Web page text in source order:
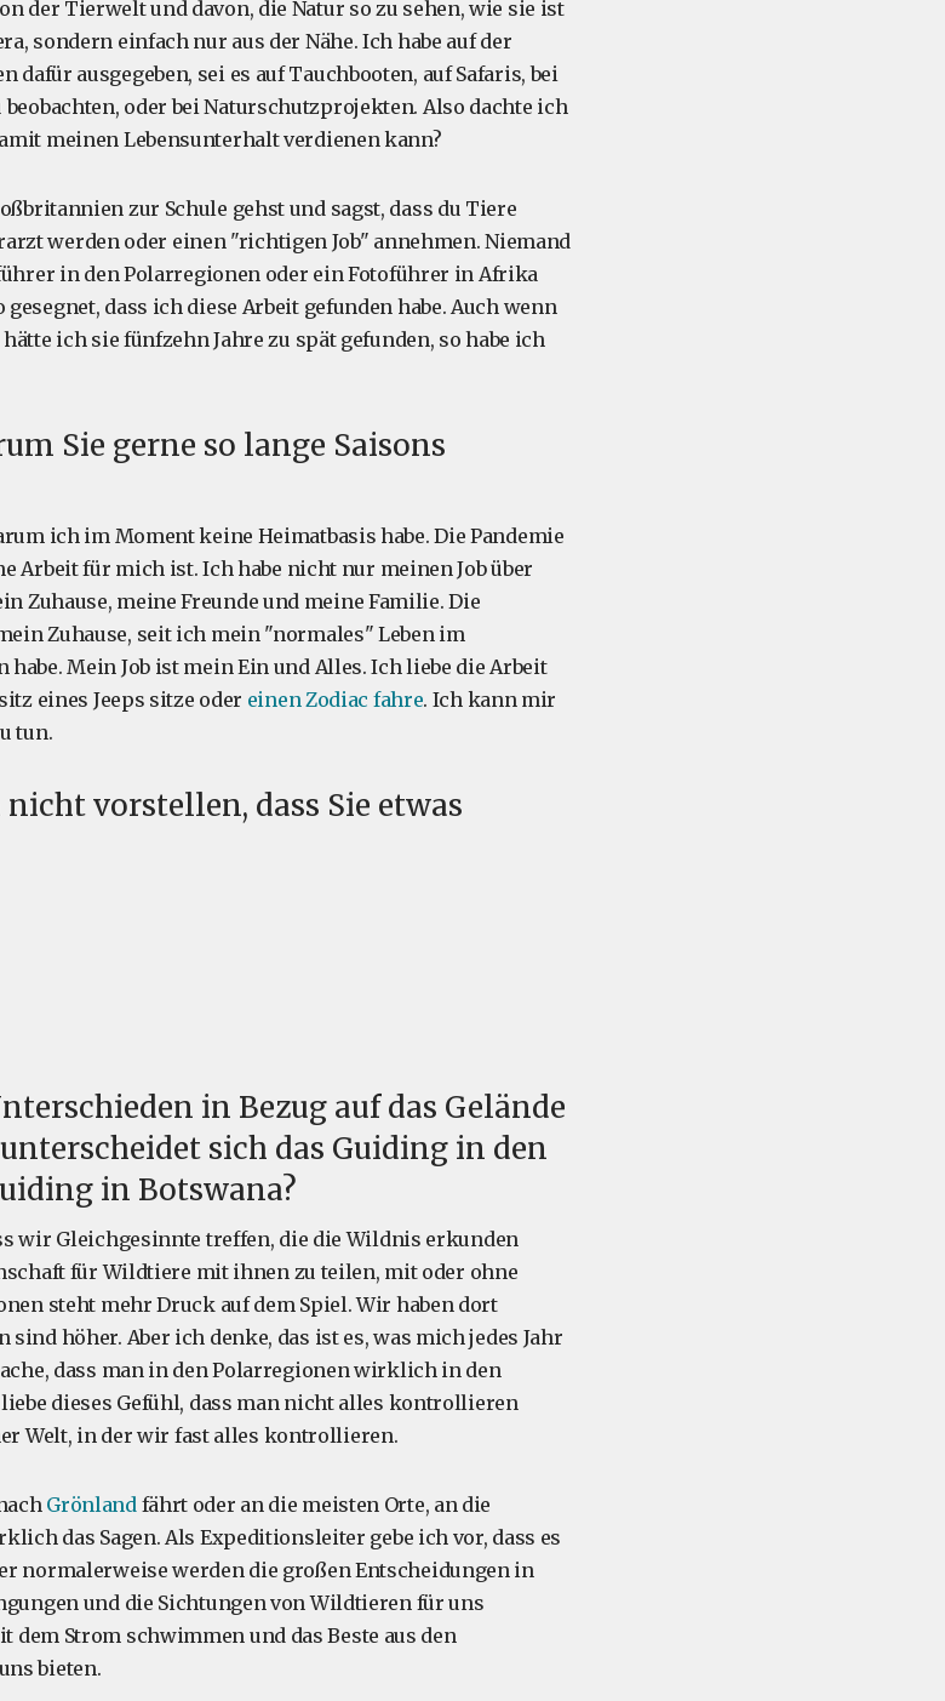
der Tierwelt und davon, die Natur so zu sehen, wie sie ist
sondern einfach nur aus der Nähe. Ich habe auf der
dafür ausgegeben, sei es auf Tauchbooten, auf Safaris, bei
oder bei Naturschutzprojekten. Also dachte ich
meinen Lebensunterhalt verdienen kann?
zur Schule gehst und sagst, dass du Tiere
werden oder einen "richtigen Job" annehmen. Niemand
in den Polarregionen oder ein Fotoführer in Afrika
dass ich diese Arbeit gefunden habe. Auch wenn
ich sie fünfzehn Jahre zu spät gefunden, so habe ich
Sie gerne so lange Saisons
ich im Moment keine Heimatbasis habe. Die Pandemie
Arbeit für mich ist. Ich habe nicht nur meinen Job über
Zuhause, meine Freunde und meine Familie. Die
Zuhause, seit ich mein "normales" Leben im
Mein Job ist mein Ein und Alles. Ich liebe die Arbeit
eines Jeeps sitze oder einen Zodiac fahre. Ich kann mir
tun.
vorstellen, dass Sie etwas
in Bezug auf das Gelände
sich das Guiding in den
in Botswana?
wir Gleichgesinnte treffen, die die Wildnis erkunden
für Wildtiere mit ihnen zu teilen, mit oder ohne
steht mehr Druck auf dem Spiel. Wir haben dort
höher. Aber ich denke, das ist es, was mich jedes Jahr
dass man in den Polarregionen wirklich in den
dieses Gefühl, dass man nicht alles kontrollieren
Welt, in der wir fast alles kontrollieren.
Grönlandfährt oder an die meisten Orte, an die
das Sagen. Als Expeditionsleiter gebe ich vor, dass es
normalerweise werden die großen Entscheidungen in
und die Sichtungen von Wildtieren für uns
dem Strom schwimmen und das Beste aus den
bieten.